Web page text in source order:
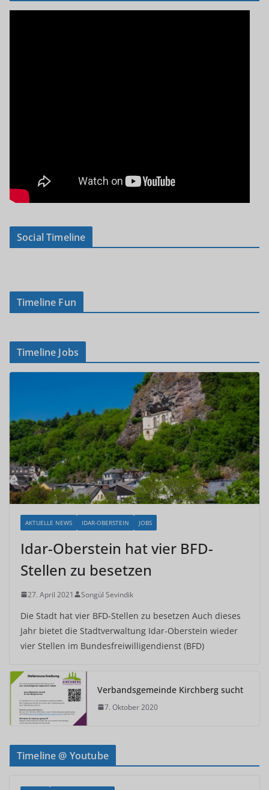
Social Timeline
Timeline Fun
Timeline Jobs
AKTUELLE NEWS IDAR-OBERSTEIN JOBS
Idar-Oberstein hat vier BFD-
Stellen zu besetzen
27. April 2021 Songül Sevindik
Die Stadt hat vier BFD-Stellen zu besetzen Auch dieses
Jahr bietet die Stadtverwaltung Idar-Oberstein wieder
vier Stellen im Bundesfreiwilligendienst (BFD)
Verbandsgemeinde Kirchberg sucht
7. Oktober 2020
Timeline @ Youtube